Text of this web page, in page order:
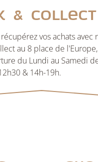
& Collect
vos achats avec
au 8 place de
du Lundi au Samedi
& 14h-19h.